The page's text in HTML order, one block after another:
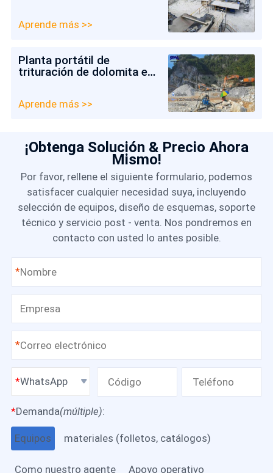
Aprende más >>
Planta portátil de
trituración de dolomita en
Aprende más >>
¡Obtenga Solución & Precio Ahora
Mismo!
Por favor, rellene el siguiente formulario, podemos
satisfacer cualquier necesidad suya, incluyendo
selección de equipos, diseño de esquemas, soporte
técnico y servicio post - venta. Nos pondremos en
contacto con usted lo antes posible.
*
*
WhatsApp
*Demanda(múltiple):
Equipos materiales (folletos, catálogos)
Como nuestro agente Apoyo operativo